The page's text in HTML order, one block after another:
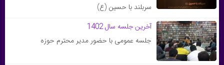
سربلند با حسین (ع)
آخرین جلسه سال 1402
جلسه عمومی با حضور مدیر محترم حوزه